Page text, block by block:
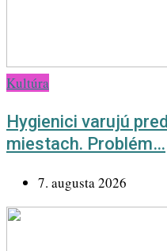
Kultúra
Hygienici varujú
miestach. Problém…
7. augusta 2026